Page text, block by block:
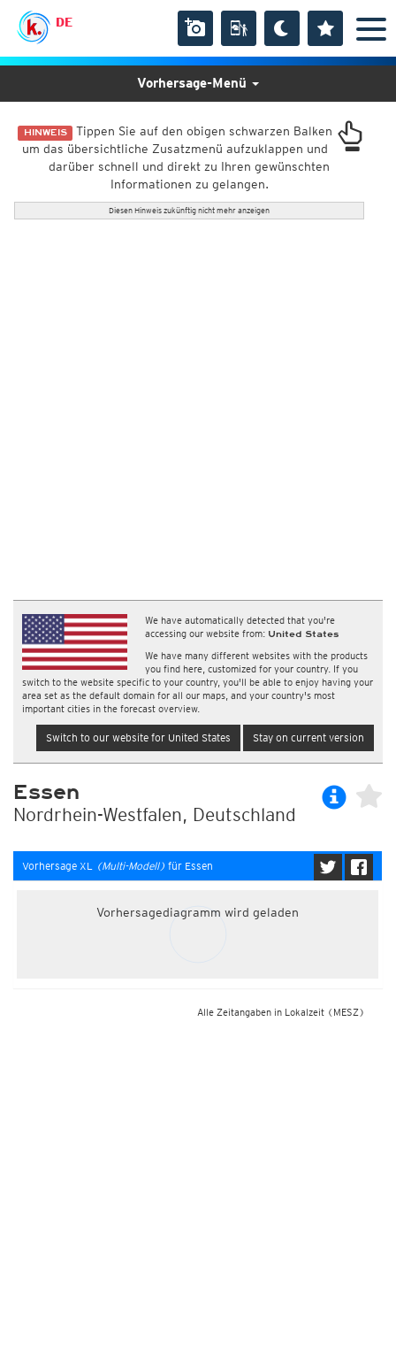
DE
HINWEIS Tippen Sie auf den obigen schwarzen Balken
um das übersichtliche Zusatzmenü aufzuklappen und
darüber schnell und direkt zu Ihren gewünschten
Informationen zu gelangen.
Diesen Hinweis zukünftig nicht mehr anzeigen
We have automatically detected that you're
accessing our website from: United States
We have many different websites with the products
you find here, customized for your country. If you
switch to the website specific to your country, you'll be able to enjoy having your
area set as the default domain for all our maps, and your country's most
important cities in the forecast overview.
Switch to our website for United States Stay on current version
Vorhersage-Menü
Essen
Nordrhein-Westfalen, Deutschland
Vorhersage XL (Multi-Modell) für Essen
Vorhersagediagramm wird geladen
Alle Zeitangaben in Lokalzeit (MESZ)